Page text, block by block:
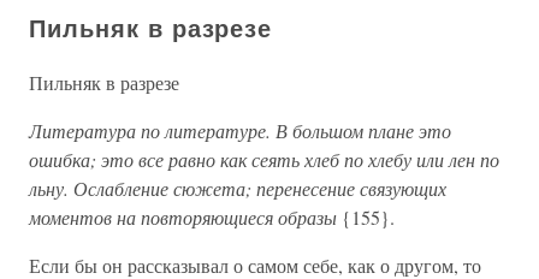
Пильняк в разрезе
Пильняк в разрезе
Литература по литературе. В большом плане это
ошибка; это все равно как сеять хлеб по хлебу или лен по
льну. Ослабление сюжета; перенесение связующих
моментов на повторяющиеся образы {155}.
Если бы он рассказывал о самом себе, как о другом, то